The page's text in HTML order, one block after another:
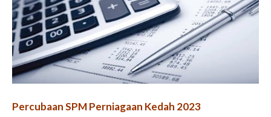
Percubaan SPM Perniagaan Kedah 2023